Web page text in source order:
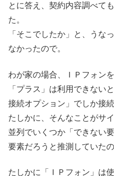
とに答え、契約内容調べて
た。
「そこでしたか」と、うな
なかったので。
わが家の場合、ＩＰフォン
「プラス」は利用できない
接続オプション」でしか接
たしかに、そんなことがサ
並列でいくつか「できない
要素だろうと推測していたの
たしかに「ＩＰフォン」は